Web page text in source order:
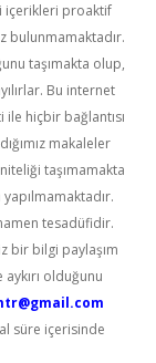
içerikleri proaktif
bulunmamaktadır.
taşımakta olup,
Bu internet
hiçbir bağlantısı
makaleler
taşımamakta
tesadüfidir.
bir bilgi paylaşım
olduğunu
süre içerisinde